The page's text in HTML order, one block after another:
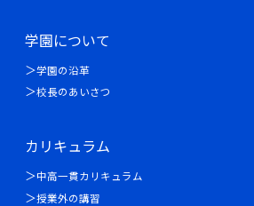
学園について
学園の沿革
校長のあいさつ
カリキュラム
中高一貫カリキュラム
授業外の講習